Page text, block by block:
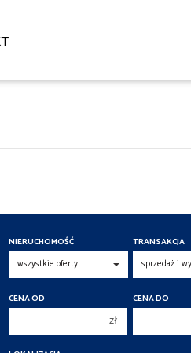
NIERUCHOMOŚĆ TRANSAKCJA
CENA OD
zł
CENA DO